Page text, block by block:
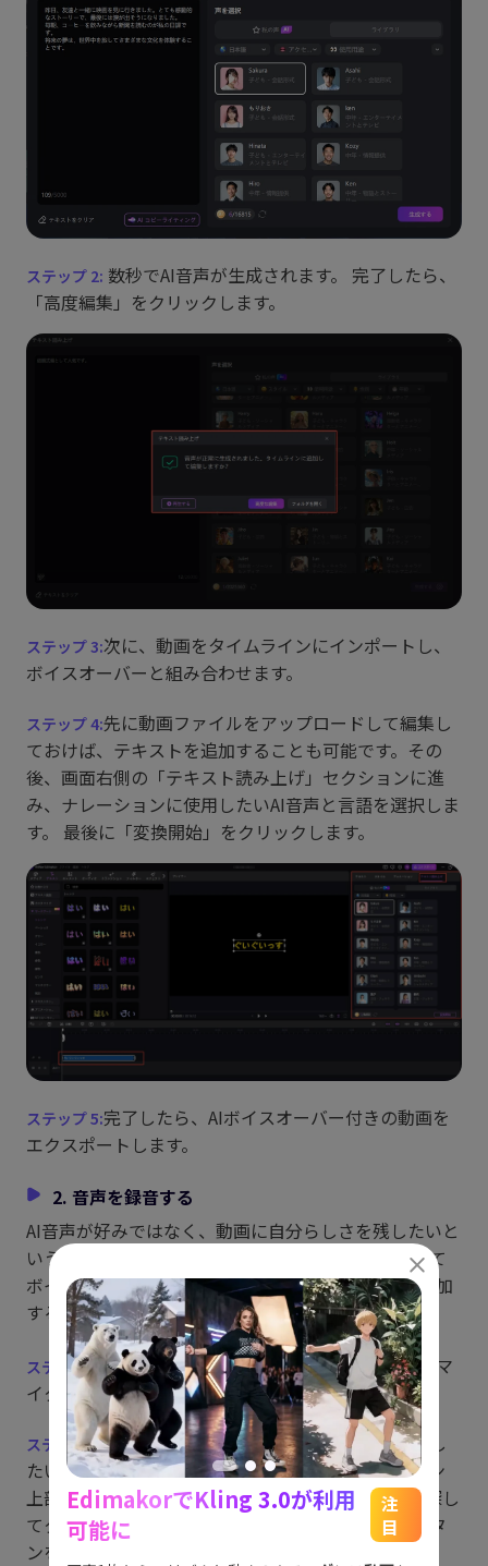
数秒でAI音声が生成されます。 完了したら、
「高度編集」をクリックします。
次に、動画をタイムラインにインポートし、
ボイスオーバーと組み合わせます。
先に動画ファイルをアップロードして編集し
ておけば、テキストを追加することも可能です。その
後、画面右側の「テキスト読み上げ」セクションに進
み、ナレーションに使用したいAI音声と言語を選択しま
す。 最後に「変換開始」をクリックします。
完了したら、AIボイスオーバー付きの動画を
エクスポートします。
2. 音声を録音する
AI音声が好みではなく、動画に自分らしさを残したいと
いう人も多くいます。 そのため、自分の声を録音して
ボイスオーバーとして使用し、Edimakorで動画に追加
することができます。
静かな場所を見つけて、声を録音します。 マ
イクを接続し、クリアな音声を録音しましょう。
Edimakorを開き、ボイスオーバーを追加し
たい動画ファイルをインポートします。 タイムライン
上部にあるマイクのアイコン（音声レコーダー）を探し
てクリックします。 録音が終わったら、再度録音ボタ
ンをクリックして停止します。
EdimakorでKling 3.0が利用
可能に
注
目